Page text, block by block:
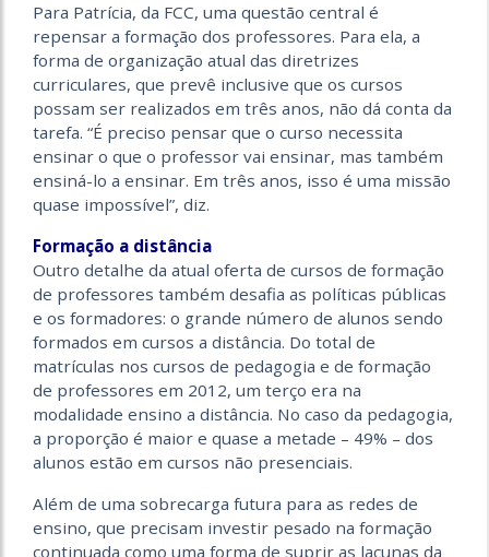
Para Patrícia, da FCC, uma questão central é
repensar a formação dos professores. Para ela, a
forma de organização atual das diretrizes
curriculares, que prevê inclusive que os cursos
possam ser realizados em três anos, não dá conta da
tarefa. “É preciso pensar que o curso necessita
ensinar o que o professor vai ensinar, mas também
ensiná-lo a ensinar. Em três anos, isso é uma missão
quase impossível”, diz.
Formação a distância
Outro detalhe da atual oferta de cursos de formação
de professores também desafia as políticas públicas
e os formadores: o grande número de alunos sendo
formados em cursos a distância. Do total de
matrículas nos cursos de pedagogia e de formação
de professores em 2012, um terço era na
modalidade ensino a distância. No caso da pedagogia,
a proporção é maior e quase a metade – 49% – dos
alunos estão em cursos não presenciais.
Além de uma sobrecarga futura para as redes de
ensino, que precisam investir pesado na formação
continuada como uma forma de suprir as lacunas da